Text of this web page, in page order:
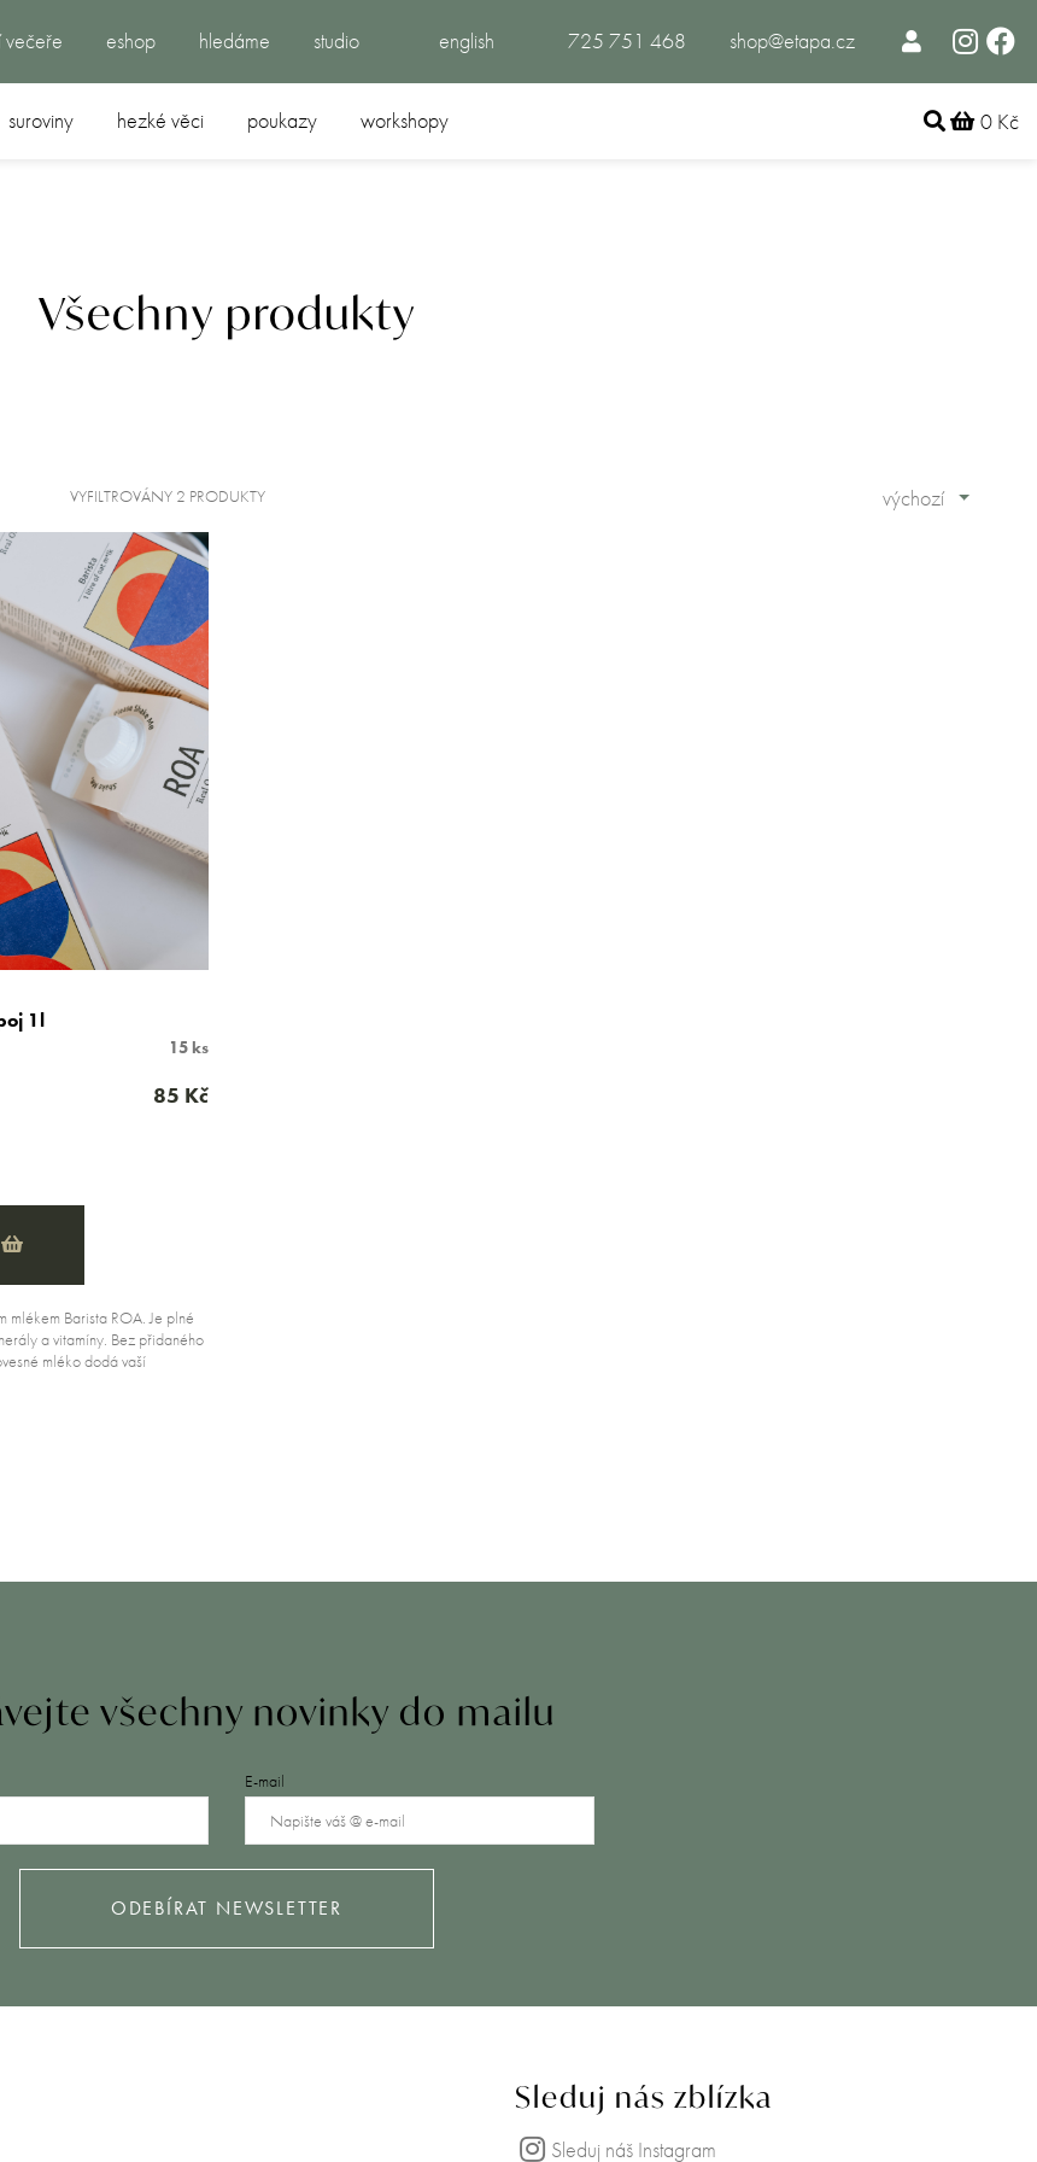
večeře eshop hledáme studio english 725 751 468 shop@etapa.cz
suroviny hezké věci poukazy workshopy 0 Kč
Všechny produkty
VYFILTROVÁNY 2 PRODUKTY výchozí
1l
15 ks
85 Kč
mlékem Barista ROA. Je plné
a vitamíny. Bez přidaného
mléko dodá vaší
všechny novinky do mailu
E-mail
ODEBÍRAT NEWSLETTER
Sleduj nás zblízka
Sleduj náš Instagram